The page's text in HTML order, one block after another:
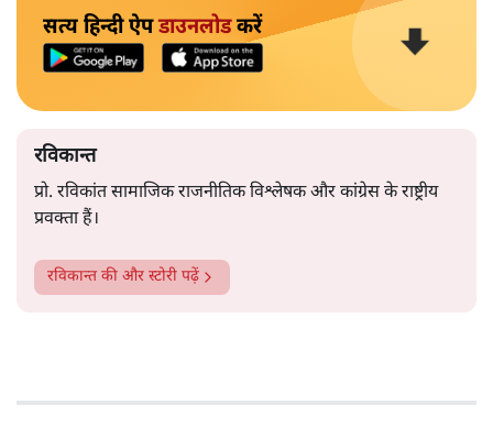
सत्य हिन्दी ऐपडाउनलोडकरें
रविकान्त
प्रो. रविकांत सामाजिक राजनीतिक विश्लेषक और कांग्रेस के राष्ट्रीय
प्रवक्ता हैं।
रविकान्त की और स्टोरी पढ़ें